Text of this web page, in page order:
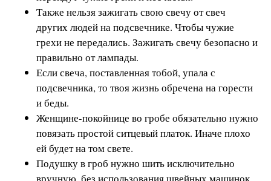
Также нельзя зажигать свою свечу от свеч
других людей на подсвечнике. Чтобы чужие
грехи не передались. Зажигать свечу безопасно и
правильно от лампады.
Если свеча, поставленная тобой, упала с
подсвечника, то твоя жизнь обречена на горести
и беды.
Женщине-покойнице во гробе обязательно нужно
повязать простой ситцевый платок. Иначе плохо
ей будет на том свете.
Подушку в гроб нужно шить исключительно